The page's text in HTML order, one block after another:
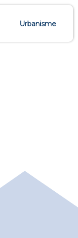
Urbanisme